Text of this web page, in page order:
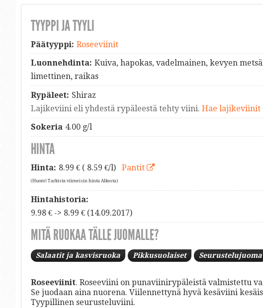
TYYPPI JA TYYLI
Päätyyppi: Roseeviinit
Luonnehdinta: Kuiva, hapokas, vadelmainen, kevyen
limettinen, raikas
Rypäleet: Shiraz
Lajikeviini eli yhdestä rypäleestä tehty viini. Hae lajikeviinit
Sokeria 4.00 g/l
HINTA
Hinta: 8.99 € ( 8.59 €/l) Pantit
(Huom! Tarkista viimeisin hinta Alkosta)
Hintahistoria:
9.98 € -> 8.99 € (14.09.2017)
MITÄ RUOKAA TÄLLE JUOMALLE?
Salaatit ja kasvisruoka Pikkusuolaiset Seurustelujuoma
Roseeviinit. Roseeviini on punaviinirypäleistä valmistettu
Se juodaan aina nuorena. Viilennettynä hyvä kesäviini
Tyypillinen seurusteluviini.